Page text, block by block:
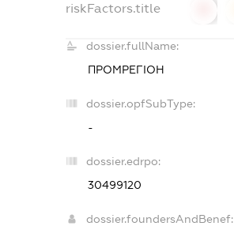
riskFactors.title
dossier.fullName:
ПРОМРЕГІОН
dossier.opfSubType:
-
dossier.edrpo:
30499120
dossier.foundersAndBenef: